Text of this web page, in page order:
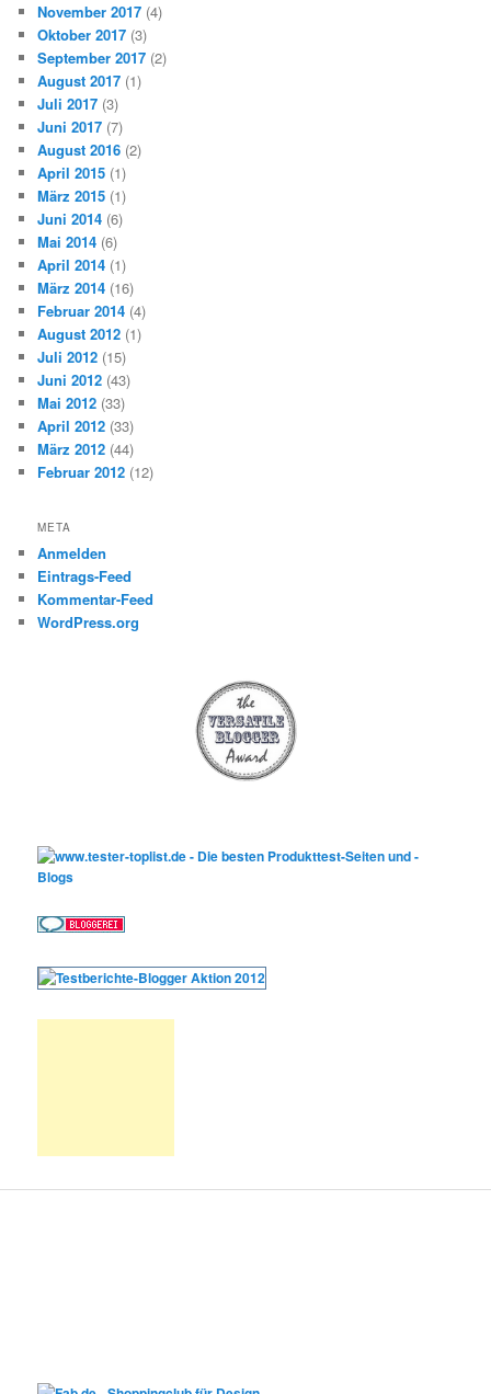
November 2017 (4)
Oktober 2017 (3)
September 2017 (2)
August 2017 (1)
Juli 2017 (3)
Juni 2017 (7)
August 2016 (2)
April 2015 (1)
März 2015 (1)
Juni 2014 (6)
Mai 2014 (6)
April 2014 (1)
März 2014 (16)
Februar 2014 (4)
August 2012 (1)
Juli 2012 (15)
Juni 2012 (43)
Mai 2012 (33)
April 2012 (33)
März 2012 (44)
Februar 2012 (12)
META
Anmelden
Eintrags-Feed
Kommentar-Feed
WordPress.org